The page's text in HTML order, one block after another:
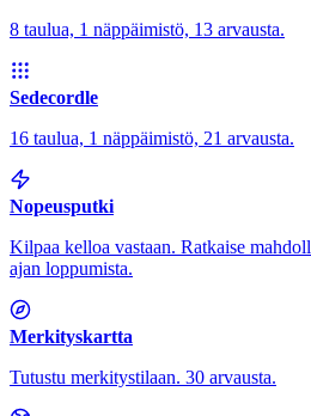
8 taulua, 1 näppäimistö, 13 arvausta.
Sedecordle
16 taulua, 1 näppäimistö, 21 arvausta.
Nopeusputki
Kilpaa kelloa vastaan. Ratkaise
ajan loppumista.
Merkityskartta
Tutustu merkitystilaan. 30 arvausta.